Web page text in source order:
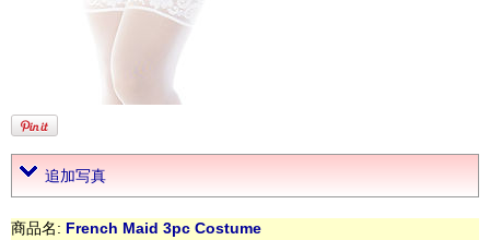
追加写真
商品名: French Maid 3pc Costume